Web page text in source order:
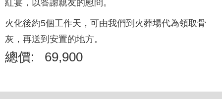
紅宴，以答謝親友的慰問。
火化後約5個工作天，可由我們到火葬場代為領取骨
灰，再送到安置的地方。
總價: 69,900